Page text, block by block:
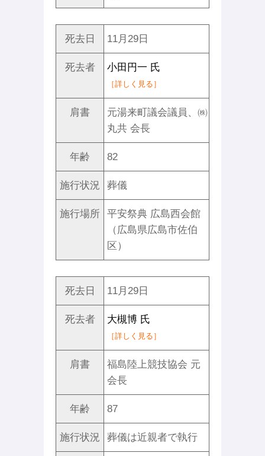
死去日 11月29日
死去者 小田円一 氏
［詳しく見る］
肩書
元湯来町議会議員、㈱
丸共 会長
年齢 82
施行状況 葬儀
施行場所
平安祭典 広島西会館
（広島県広島市佐伯
区）
死去日 11月29日
死去者 大槻博 氏
［詳しく見る］
肩書
福島陸上競技協会 元
会長
年齢 87
施行状況 葬儀は近親者で執行